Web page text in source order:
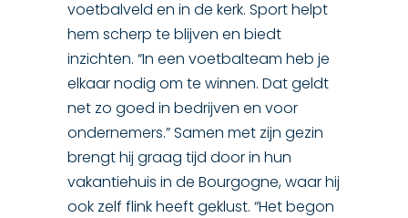
voetbalveld en in de kerk. Sport helpt
hem scherp te blijven en biedt
inzichten. “In een voetbalteam heb je
elkaar nodig om te winnen. Dat geldt
net zo goed in bedrijven en voor
ondernemers.” Samen met zijn gezin
brengt hij graag tijd door in hun
vakantiehuis in de Bourgogne, waar hij
ook zelf flink heeft geklust. “Het begon